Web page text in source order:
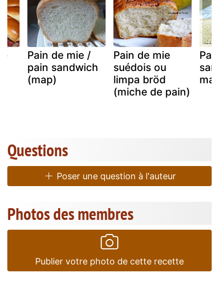
Pain de mie /
pain sandwich
(map)
Pain de mie
suédois ou
limpa bröd
(miche de pain)
Questions
Poser une question à l'auteur
Photos des membres
Publier votre photo de cette recette